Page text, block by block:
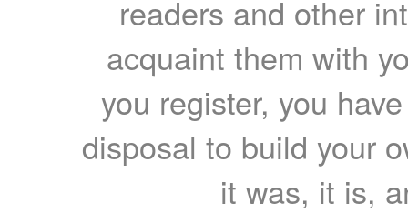
readers and other
acquaint them with
you register, you
disposal to build your
it was, it is,